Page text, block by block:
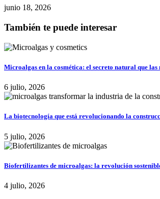
junio 18, 2026
También te puede interesar
Microalgas en la cosmética: el secreto natural que
6 julio, 2026
La biotecnología que está revolucionando la
5 julio, 2026
Biofertilizantes de microalgas: la revolución
4 julio, 2026